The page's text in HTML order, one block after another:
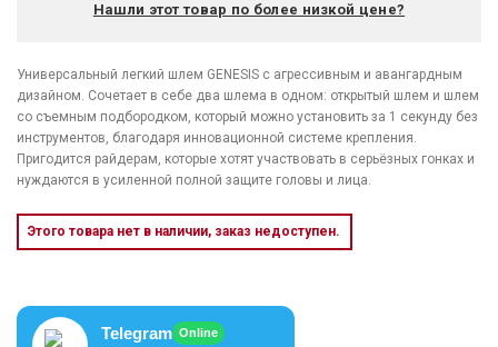
Нашли этот товар по более низкой цене?
Универсальный легкий шлем GENESIS с агрессивным и авангардным
дизайном. Сочетает в себе два шлема в одном: открытый шлем и шлем
со съемным подбородком, который можно установить за 1 секунду без
инструментов, благодаря инновационной системе крепления.
Пригодится райдерам, которые хотят участвовать в серьёзных гонках и
нуждаются в усиленной полной защите головы и лица.
Этого товара нет в наличии, заказ недоступен.
Telegram Online